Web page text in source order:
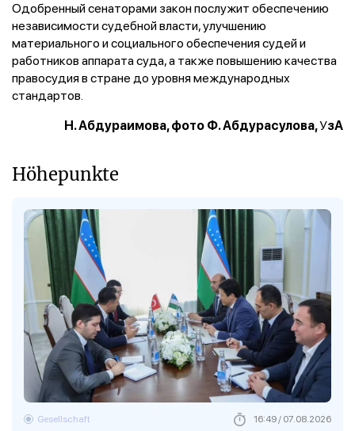
Одобренный сенаторами закон послужит обеспечению
независимости судебной власти, улучшению
материального и социального обеспечения судей и
работников аппарата суда, а также повышению качества
правосудия в стране до уровня международных
стандартов.
Н. Абдураимова, фото Ф. Абдурасулова,УзА
Höhepunkte
Gesellschaft 16:49 / 07.08.2026